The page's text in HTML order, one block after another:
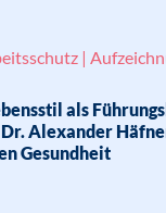
|
als
Alexander
Gesundheit